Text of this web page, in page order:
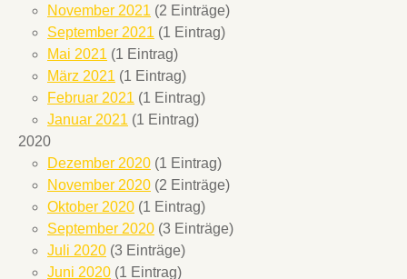
November 2021 (2 Einträge)
September 2021 (1 Eintrag)
Mai 2021 (1 Eintrag)
März 2021 (1 Eintrag)
Februar 2021 (1 Eintrag)
Januar 2021 (1 Eintrag)
2020
Dezember 2020 (1 Eintrag)
November 2020 (2 Einträge)
Oktober 2020 (1 Eintrag)
September 2020 (3 Einträge)
Juli 2020 (3 Einträge)
Juni 2020 (1 Eintrag)